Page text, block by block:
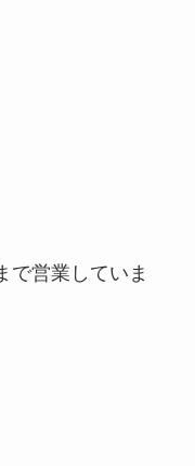
で営業していま